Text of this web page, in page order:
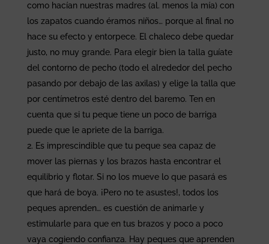
como hacían nuestras madres (al. menos la mía) con
los zapatos cuando éramos niños… porque al final no
hace su efecto y entorpece. El chaleco debe quedar
justo, no muy grande. Para elegir bien la talla guíate
del contorno de pecho (todo el alrededor del pecho
pasando por debajo de las axilas) y elige la talla que
por centímetros esté dentro del baremo. Ten en
cuenta que si tu peque tiene un poco de barriga
puede que le apriete de la barriga.
Es imprescindible que tu peque sea capaz de
mover las piernas y los brazos hasta encontrar el
equilibrio y flotar. Si no los mueve lo que pasará es
que hará de boya. ¡Pero no te asustes!, todos los
peques aprenden… es cuestión de animarle y
estimularle para que en tus brazos y poco a poco
vaya cogiendo confianza. Hay peques que aprenden